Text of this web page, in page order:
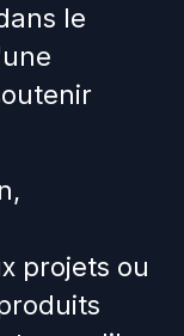
le
projets ou